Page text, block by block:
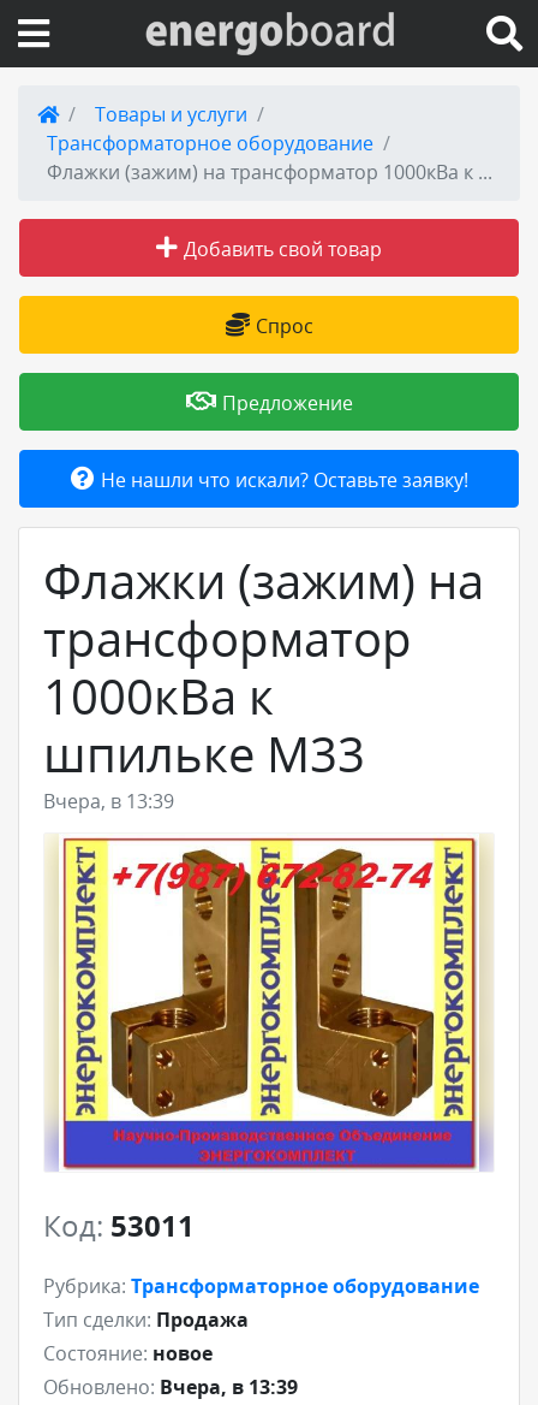
Вход на сайт
Поиск по сайту
Публикации
Справка
Товары и услуги
Добавить товар или услугу
Товары и услуги
Трансформаторное оборудование
Флажки (зажим) на трансформатор 1000кВа к шпильке М33
Добавить свой товар
Спрос
Предложение
Не нашли что искали? Оставьте заявку!
Флажки (зажим) на
трансформатор
1000кВа к
шпильке М33
Вчера, в 13:39
Код: 53011
Рубрика: Трансформаторное оборудование
Тип сделки: Продажа
Состояние: новое
Обновлено: Вчера, в 13:39